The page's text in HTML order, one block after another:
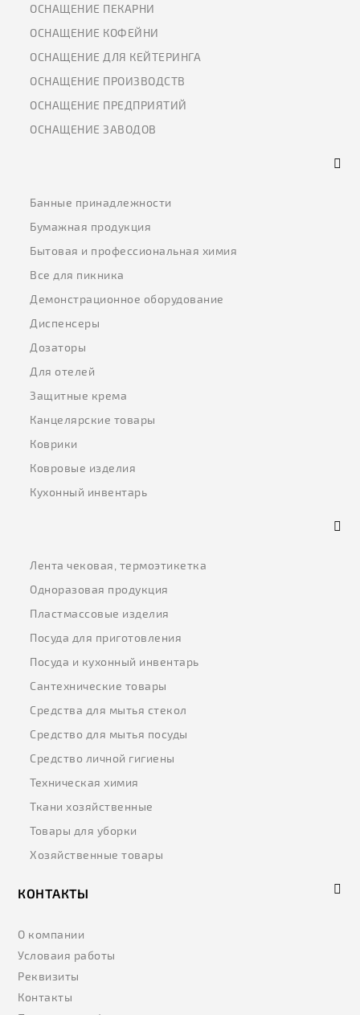
ОСНАЩЕНИЕ ПЕКАРНИ
ОСНАЩЕНИЕ КОФЕЙНИ
ОСНАЩЕНИЕ ДЛЯ КЕЙТЕРИНГА
ОСНАЩЕНИЕ ПРОИЗВОДСТВ
ОСНАЩЕНИЕ ПРЕДПРИЯТИЙ
ОСНАЩЕНИЕ ЗАВОДОВ
Банные принадлежности
Бумажная продукция
Бытовая и профессиональная химия
Все для пикника
Демонстрационное оборудование
Диспенсеры
Дозаторы
Для отелей
Защитные крема
Канцелярские товары
Коврики
Ковровые изделия
Кухонный инвентарь
Лента чековая, термоэтикетка
Одноразовая продукция
Пластмассовые изделия
Посуда для приготовления
Посуда и кухонный инвентарь
Сантехнические товары
Средства для мытья стекол
Средство для мытья посуды
Средство личной гигиены
Техническая химия
Ткани хозяйственные
Товары для уборки
Хозяйственные товары
КОНТАКТЫ
О компании
Условаия работы
Реквизиты
Контакты